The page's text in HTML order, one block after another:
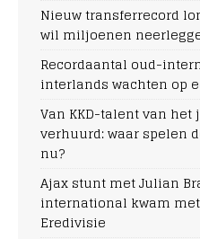
Nieuw transferrecord
wil miljoenen
Recordaantal oud-
interlands wachten op
Van KKD-talent van
verhuurd: waar spelen
nu?
Ajax stunt met Julian
international kwam
Eredivisie